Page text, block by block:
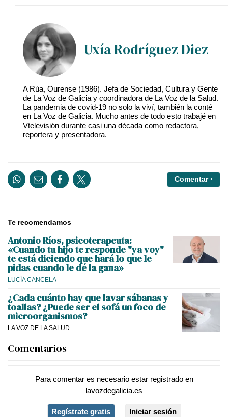
Uxía Rodríguez Diez
A Rúa, Ourense (1986). Jefa de Sociedad, Cultura y Gente
de La Voz de Galicia y coordinadora de La Voz de la Salud.
La pandemia de covid-19 no solo la viví, también la conté
en La Voz de Galicia. Mucho antes de todo esto trabajé en
Vtelevisión durante casi una década como redactora,
reportera y presentadora.
Comentar ·
Te recomendamos
Antonio Ríos, psicoterapeuta:
«Cuando tu hijo te responde "ya voy"
te está diciendo que hará lo que le
pidas cuando le dé la gana»
LUCÍA CANCELA
¿Cada cuánto hay que lavar sábanas y
toallas? ¿Puede ser el sofá un foco de
microorganismos?
LA VOZ DE LA SALUD
Comentarios
Para comentar es necesario estar registradoen
lavozdegalicia.es
Regístrate gratis Iniciar sesión